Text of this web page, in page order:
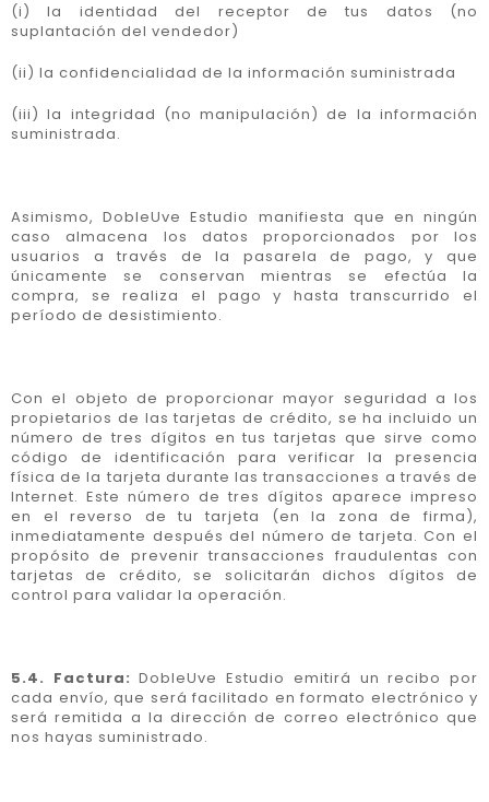
(i) la identidad del receptor de tus datos (no
suplantación del vendedor)
(ii) la confidencialidad de la información suministrada
(iii) la integridad (no manipulación) de la información
suministrada.
Asimismo, DobleUve Estudio manifiesta que en ningún
caso almacena los datos proporcionados por los
usuarios a través de la pasarela de pago, y que
únicamente se conservan mientras se efectúa la
compra, se realiza el pago y hasta transcurrido el
período de desistimiento.
Con el objeto de proporcionar mayor seguridad a los
propietarios de las tarjetas de crédito, se ha incluido un
número de tres dígitos en tus tarjetas que sirve como
código de identificación para verificar la presencia
física de la tarjeta durante las transacciones a través de
Internet. Este número de tres dígitos aparece impreso
en el reverso de tu tarjeta (en la zona de firma),
inmediatamente después del número de tarjeta. Con el
propósito de prevenir transacciones fraudulentas con
tarjetas de crédito, se solicitarán dichos dígitos de
control para validar la operación.
5.4. Factura: DobleUve Estudio emitirá un recibo por
cada envío, que será facilitado en formato electrónico y
será remitida a la dirección de correo electrónico que
nos hayas suministrado.